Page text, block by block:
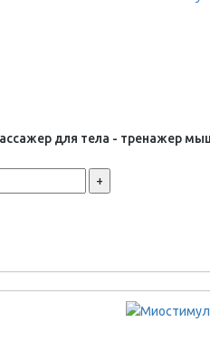
для тела - тренажер
+